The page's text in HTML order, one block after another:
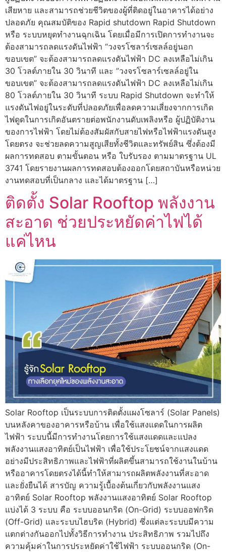
เสียหาย และสามารถช่วยชีวิตของผู้ที่ติดอยู่ในอาคารได้อย่าง
ปลอดภัย คุณสมบัติของ Rapid shutdown Rapid Shutdown
หรือ ระบบหยุดทำงานฉุกเฉิน โดยเมื่อมีการเปิดการทำงานจะ
ต้องสามารถลดแรงดันไฟฟ้า “วงจรโซลาร์เซลล์อยู่นอก
ขอบเขต” จะต้องสามารถลดแรงดันไฟฟ้า DC ลงเหลือไม่เกิน
30 โวลต์ภายใน 30 วินาที และ ”วงจรโซลาร์เซลล์อยู่ใน
ขอบเขต” จะต้องสามารถลดแรงดันไฟฟ้า DC ลงเหลือไม่เกิน
80 โวลต์ภายใน 30 วินาที ระบบ Rapid Shutdown จะทำให้
แรงดันไฟอยู่ในระดับที่ปลอดภัยเพื่อลดความเสี่ยงจากการเกิด
ไฟดูดในการเกิดอันตรายต่อพนักงานดับเพลิงหรือ ผู้ปฏิบัติงาน
ของการไฟฟ้า โดยไม่ต้องสัมผัสกับสายไฟหรือไฟฟ้าแรงดันสูง
โดยตรง จะช่วยลดความสูญเสียทั้งชีวิตและทรัพย์สิน ซึ่งต้องมี
ผลการทดสอบ ตามขั้นตอน หรือ ใบรับรอง ตามมาตรฐาน UL
3741 โดยรายงานผลการทดสอบต้องออกโดยสถาบันหรือหน่วย
งานทดสอบที่เป็นกลาง และได้มาตรฐาน […]
ติดตั้ง Solar Rooftop พลังงาน
สะอาด ช่วยประหยัดค่าไฟได้
แค่ไหน
Solar Rooftop เป็นระบบการติดตั้งแผงโซลาร์ (Solar Panels)
บนหลังคาของอาคารหรือบ้าน เพื่อใช้แสงแดดในการผลิต
ไฟฟ้า ระบบนี้มีการทำงานโดยการใช้แสงแดดและแปลง
พลังงานแสงอาทิตย์เป็นไฟฟ้า เพื่อใช้ประโยชน์จากแสงแดด
อย่างมีประสิทธิภาพและไฟฟ้าที่ผลิตขึ้นสามารถใช้งานในบ้าน
หรืออาคารโดยตรงได้นี้ทำให้สามารถผลิตพลังงานที่สะอาด
และยั่งยืนได้ สารบัญ ความรู้เบื้องต้นเกี่ยวกับพลังงานแสง
อาทิตย์ Solar Rooftop พลังงานแสงอาทิตย์ Solar Rooftop
แบ่งได้ 3 ระบบ คือ ระบบออนกริด (On-Grid) ระบบออฟกริด
(Off-Grid) และระบบไฮบริด (Hybrid) ซึ่งแต่ละระบบมีความ
แตกต่างกันออกไปทั้งวิธีการทำงาน ประสิทธิภาพ รวมไปถึง
ความคุ้มค่าในการประหยัดค่าใช้ไฟฟ้า ระบบออนกริด (On-